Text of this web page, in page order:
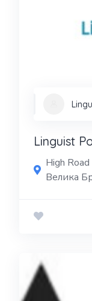
Linguist
High
Велика